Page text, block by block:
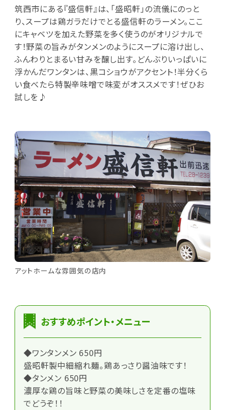
筑西市にある『盛信軒』は、「盛昭軒」の流儀にのっと
り、スープは鶏ガラだけでとる盛信軒のラーメン。ここ
にキャベツを加えた野菜を多く使うのがオリジナルで
す！野菜の旨みがタンメンのようにスープに溶け出し、
ふんわりとまるい甘みを醸し出す。どんぶりいっぱいに
浮かんだワンタンは、黒コショウがアクセント！半分くら
い食べたら特製辛味噌で味変がオススメです！ぜひお
試しを♪
アットホームな雰囲気の店内
おすすめポイント・メニュー
◆ワンタンメン 650円
盛昭軒製中細縮れ麺。鶏あっさり醤油味です！
◆タンメン 650円
濃厚な鶏の旨味と野菜の美味しさを定番の塩味
でどうぞ！！